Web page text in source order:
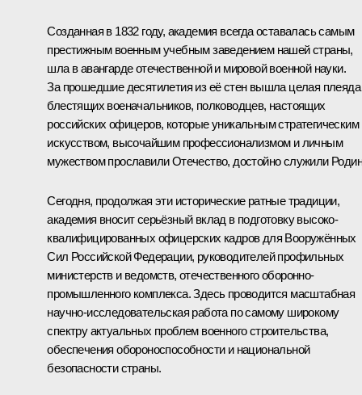
Созданная в 1832 году, академия всегда оставалась самым
престижным военным учебным заведением нашей страны,
шла в авангарде отечественной и мировой военной науки.
За прошедшие десятилетия из её стен вышла целая плеяда
блестящих военачальников, полководцев, настоящих
российских офицеров, которые уникальным стратегическим
искусством, высочайшим профессионализмом и личным
мужеством прославили Отечество, достойно служили
Сегодня, продолжая эти исторические ратные традиции,
академия вносит серьёзный вклад в подготовку высоко­
квалифицированных офицерских кадров для Вооружённых
Сил Российской Федерации, руководителей профильных
министерств и ведомств, отечественного оборонно-
промышленного комплекса. Здесь проводится масштабная
научно-исследовательская работа по самому широкому
спектру актуальных проблем военного строительства,
обеспечения обороноспособности и национальной
безопасности страны.